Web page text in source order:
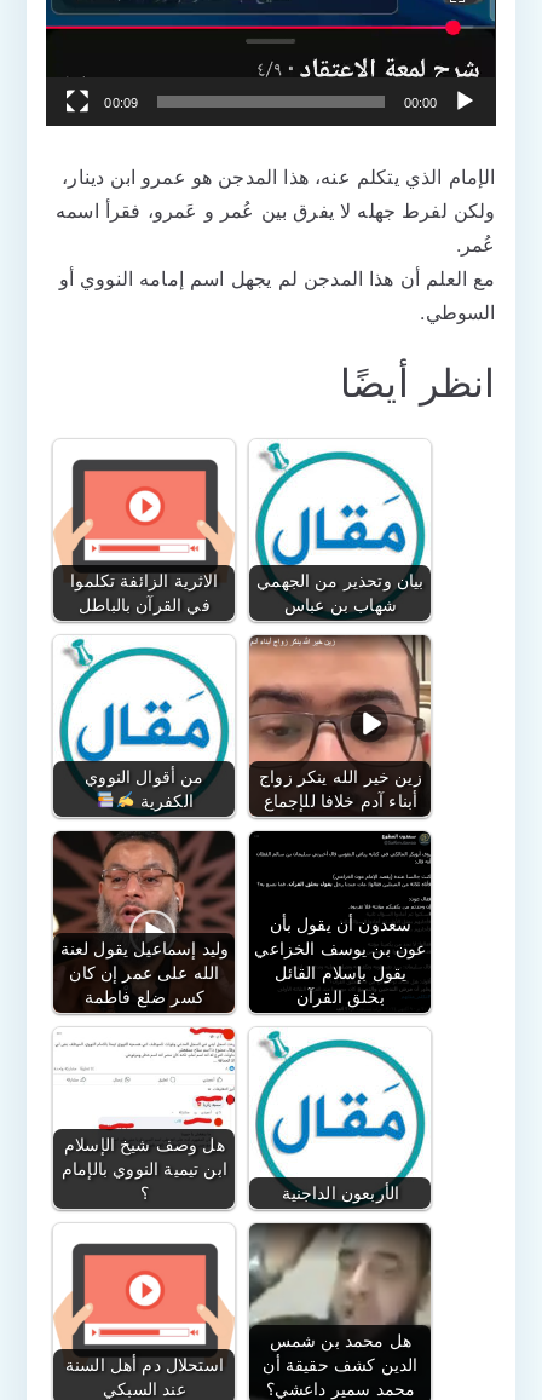
00:00
00:09
الإمام الذي يتكلم عنه، هذا المدجن هو عمرو ابن دينار،
ولكن لفرط جهله لا يفرق بين عُمر و عَمرو، فقرأ اسمه
عُمر.
مع العلم أن هذا المدجن لم يجهل اسم إمامه النووي أو
السوطي.
انظر أيضًا
الاثرية الزائفة تكلموا
في القرآن بالباطل
بيان وتحذير من الجهمي
شهاب بن عباس
من أقوال النووي
الكفرية
زين خير الله ينكر زواج
أبناء آدم خلافا للإجماع
وليد إسماعيل يقول لعنة
الله على عمر إن كان
كسر ضلع فاطمة
سعدون أن يقول بأن
عون بن يوسف الخزاعي
يقول بإسلام القائل
بخلق القرآن
هل وصف شيخ الإسلام
ابن تيمية النووي بالإمام
؟
الأربعون الداجنية
استحلال دم أهل السنة
عند السبكي
هل محمد بن شمس
الدين كشف حقيقة أن
محمد سمير داعشي؟